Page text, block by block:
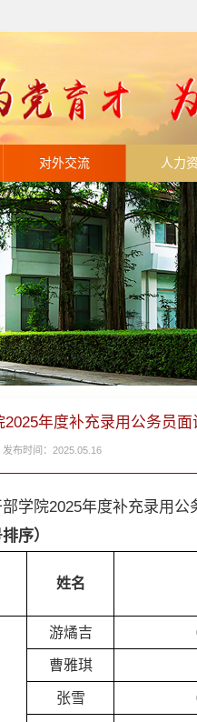
对外交流 人力
年度补充录用公务员面
发布时间：2025.05.16
院2025年度补充录用公
序）
姓名
游燏吉
曹雅琪
张雪